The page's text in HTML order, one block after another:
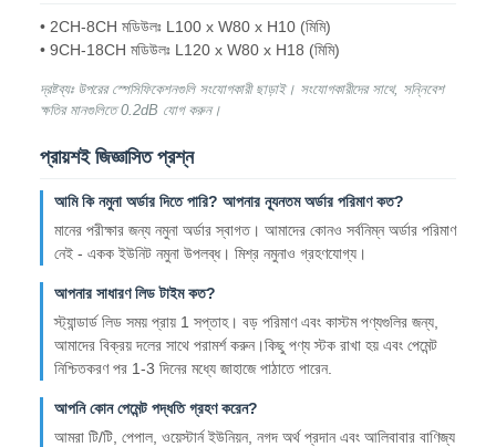
• 2CH-8CH মডিউলঃ L100 x W80 x H10 (মিমি)
• 9CH-18CH মডিউলঃ L120 x W80 x H18 (মিমি)
দ্রষ্টব্যঃ উপরের স্পেসিফিকেশনগুলি সংযোগকারী ছাড়াই। সংযোগকারীদের সাথে, সন্নিবেশ
ক্ষতির মানগুলিতে 0.2dB যোগ করুন।
প্রায়শই জিজ্ঞাসিত প্রশ্ন
আমি কি নমুনা অর্ডার দিতে পারি? আপনার ন্যূনতম অর্ডার পরিমাণ কত?
মানের পরীক্ষার জন্য নমুনা অর্ডার স্বাগত। আমাদের কোনও সর্বনিম্ন অর্ডার পরিমাণ
নেই - একক ইউনিট নমুনা উপলব্ধ। মিশ্র নমুনাও গ্রহণযোগ্য।
আপনার সাধারণ লিড টাইম কত?
স্ট্যান্ডার্ড লিড সময় প্রায় 1 সপ্তাহ। বড় পরিমাণ এবং কাস্টম পণ্যগুলির জন্য,
আমাদের বিক্রয় দলের সাথে পরামর্শ করুন।কিছু পণ্য স্টক রাখা হয় এবং পেমেন্ট
নিশ্চিতকরণ পর 1-3 দিনের মধ্যে জাহাজে পাঠাতে পারেন.
আপনি কোন পেমেন্ট পদ্ধতি গ্রহণ করেন?
আমরা টি/টি, পেপাল, ওয়েস্টার্ন ইউনিয়ন, নগদ অর্থ প্রদান এবং আলিবাবার বাণিজ্য